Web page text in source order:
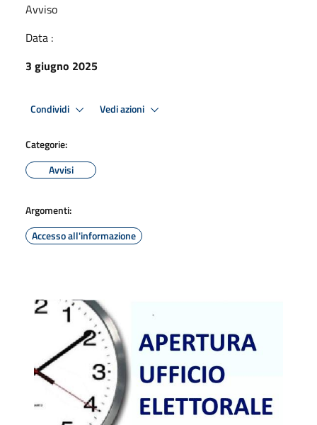
Avviso
Data :
3 giugno 2025
Condividi Vedi azioni
Categorie:
Avvisi
Argomenti:
Accesso all'informazione